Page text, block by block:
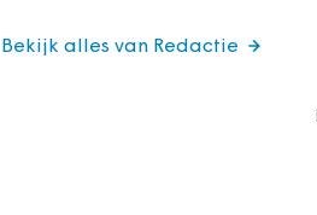
Bekijk alles van Redactie